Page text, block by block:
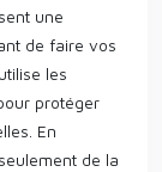
une
de faire vos
les
protéger
En
de la